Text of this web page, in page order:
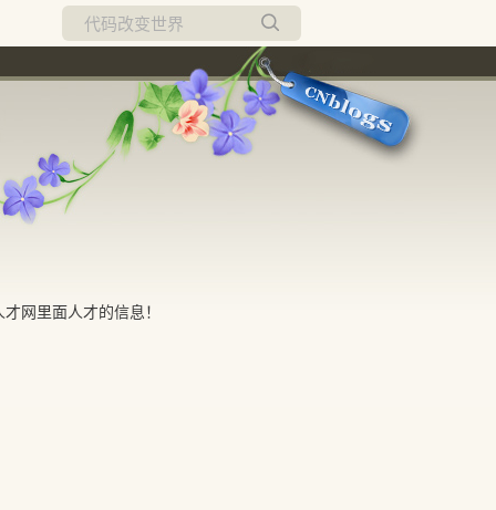
所有博客
当前博客
网里面人才的信息！